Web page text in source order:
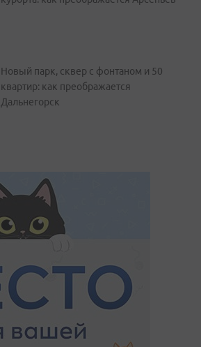
Новый парк, сквер с фонтаном и 50
квартир: как преображается
Дальнегорск